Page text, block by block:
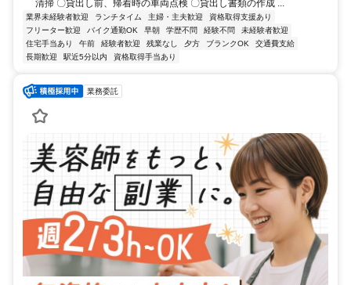
清掃 〇貸出し前、帰着時の車両点検 〇貸出し書類の作成 ...
業界未経験者歓迎 ランチタイム 主婦・主夫歓迎
資格取得支援あり
フリーター歓迎
バイク通勤OK 早朝 学歴不問 経験不問
未経験者歓迎
住宅手当あり
午前 経験者歓迎 残業なし 夕方 ブランクOK
交通費支給
長期歓迎
駅近5分以内 資格取得手当あり
業務委託